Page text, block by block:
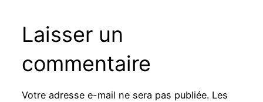
Laisser un
commentaire
Votre adresse e-mail ne sera pas publiée. Les